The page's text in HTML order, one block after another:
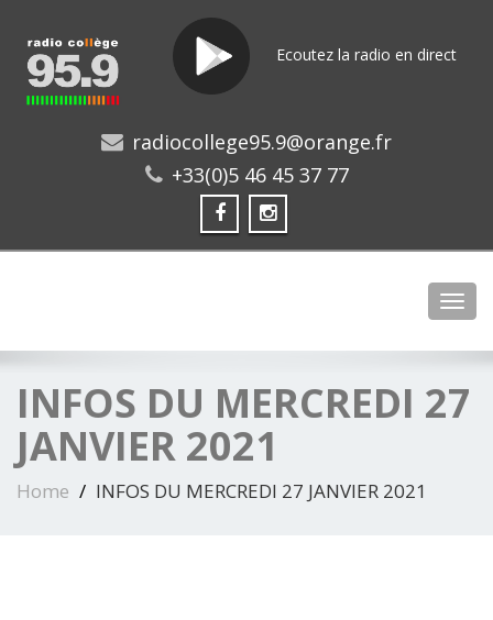
Ecoutez la radio en direct
radiocollege95.9@orange.fr
+33(0)5 46 45 37 77
INFOS DU MERCREDI 27
JANVIER 2021
Home INFOS DU MERCREDI 27 JANVIER 2021